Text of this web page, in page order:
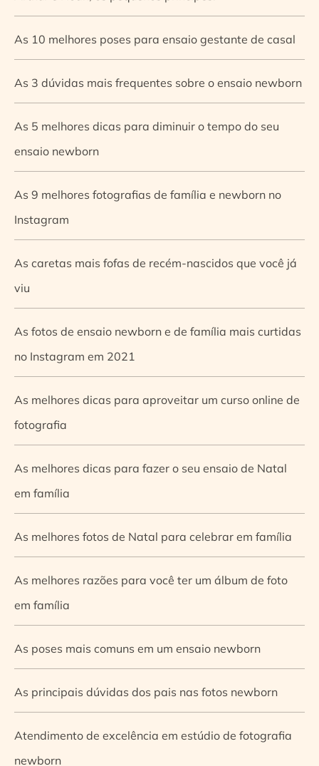
As 10 melhores poses para ensaio gestante de casal
As 3 dúvidas mais frequentes sobre o ensaio newborn
As 5 melhores dicas para diminuir o tempo do seu
ensaio newborn
As 9 melhores fotografias de família e newborn no
Instagram
As caretas mais fofas de recém-nascidos que você já
viu
As fotos de ensaio newborn e de família mais curtidas
no Instagram em 2021
As melhores dicas para aproveitar um curso online de
fotografia
As melhores dicas para fazer o seu ensaio de Natal
em família
As melhores fotos de Natal para celebrar em família
As melhores razões para você ter um álbum de foto
em família
As poses mais comuns em um ensaio newborn
As principais dúvidas dos pais nas fotos newborn
Atendimento de excelência em estúdio de fotografia
newborn